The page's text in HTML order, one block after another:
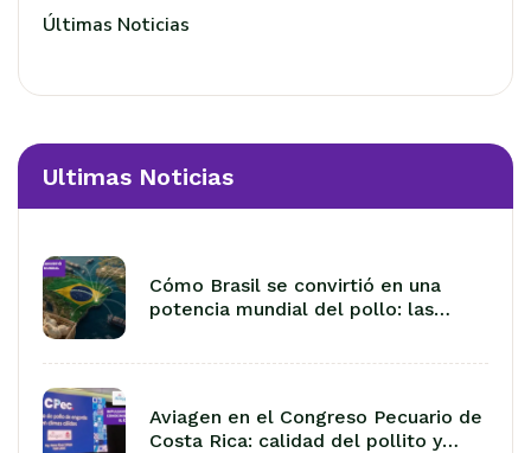
Últimas Noticias
Ultimas Noticias
Cómo Brasil se convirtió en una
potencia mundial del pollo: las
Aviagen en el Congreso Pecuario de
Costa Rica: calidad del pollito y